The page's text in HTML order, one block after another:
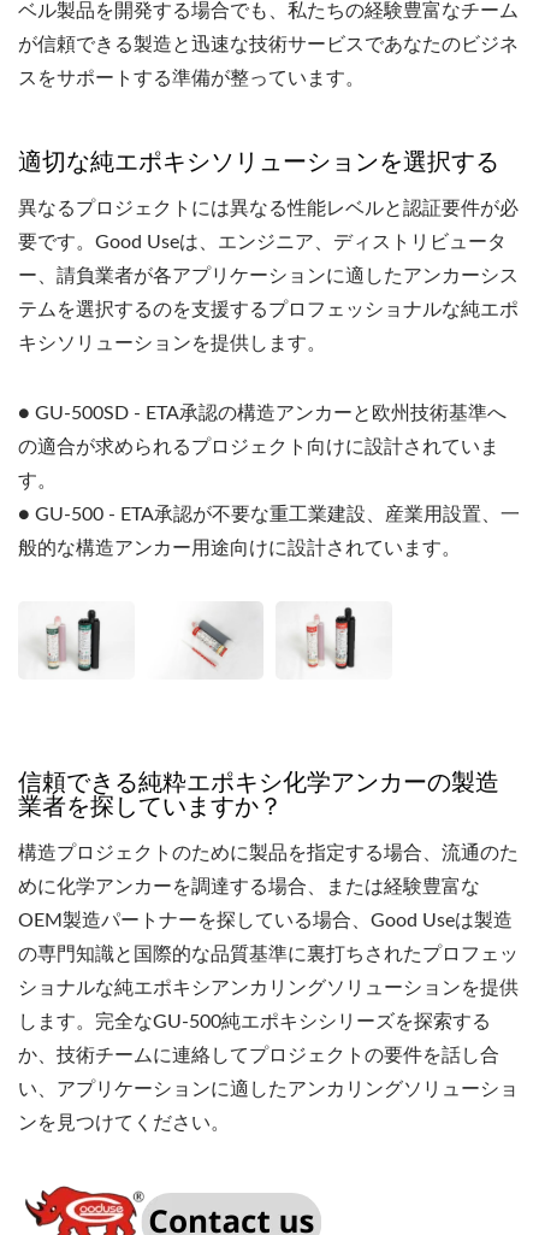
ベル製品を開発する場合でも、私たちの経験豊富なチーム
が信頼できる製造と迅速な技術サービスであなたのビジネ
スをサポートする準備が整っています。
適切な純エポキシソリューションを選択する
異なるプロジェクトには異なる性能レベルと認証要件が必
要です。Good Useは、エンジニア、ディストリビュータ
ー、請負業者が各アプリケーションに適したアンカーシス
テムを選択するのを支援するプロフェッショナルな純エポ
キシソリューションを提供します。
● GU-500SD - ETA承認の構造アンカーと欧州技術基準へ
の適合が求められるプロジェクト向けに設計されていま
す。
● GU-500 - ETA承認が不要な重工業建設、産業用設置、一
般的な構造アンカー用途向けに設計されています。
信頼できる純粋エポキシ化学アンカーの製造
業者を探していますか？
構造プロジェクトのために製品を指定する場合、流通のた
めに化学アンカーを調達する場合、または経験豊富な
OEM製造パートナーを探している場合、Good Useは製造
の専門知識と国際的な品質基準に裏打ちされたプロフェッ
ショナルな純エポキシアンカリングソリューションを提供
します。完全なGU-500純エポキシシリーズを探索する
か、技術チームに連絡してプロジェクトの要件を話し合
い、アプリケーションに適したアンカリングソリューショ
ンを見つけてください。